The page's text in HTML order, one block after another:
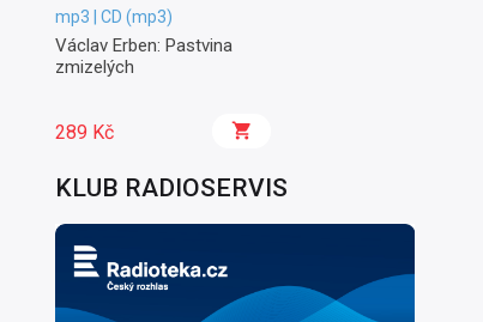
mp3 | CD (mp3)
Václav Erben: Pastvina
zmizelých
289 Kč
KLUB RADIOSERVIS